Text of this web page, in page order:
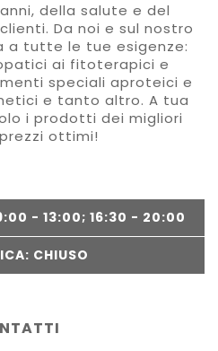
della salute e del
Da noi e sul nostro
a tutte le tue esigenze:
ai fitoterapici e
speciali aproteici e
e tanto altro. A tua
i prodotti dei migliori
ottimi!
- 13:00; 16:30 - 20:00
CHIUSO